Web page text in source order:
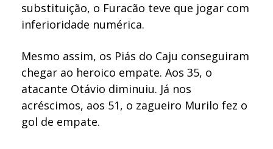
substituição, o Furacão teve que jogar com
inferioridade numérica.
Mesmo assim, os Piás do Caju conseguiram
chegar ao heroico empate. Aos 35, o
atacante Otávio diminuiu. Já nos
acréscimos, aos 51, o zagueiro Murilo fez o
gol de empate.